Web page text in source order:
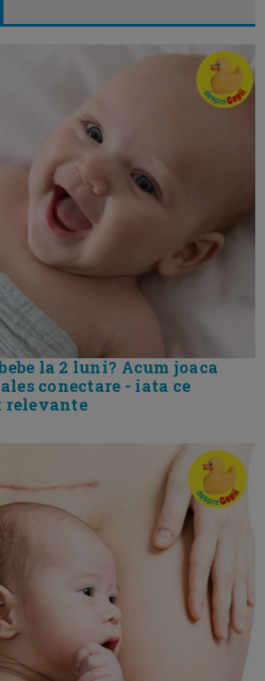
la 2 luni? Acum joaca
conectare - iata ce